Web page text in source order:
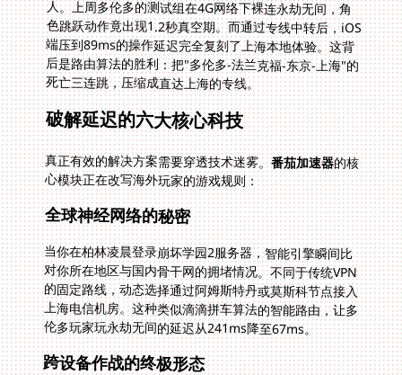
死亡三连跳，压缩成直达上海的专线。
破解延迟的六大核心科技
真正有效的解决方案需要穿透技术迷雾。番茄加速器的核
心模块正在改写海外玩家的游戏规则：
全球神经网络的秘密
当你在柏林凌晨登录崩坏学园2服务器，智能引擎瞬间比
对你所在地区与国内骨干网的拥堵情况。不同于传统VPN
的固定路线，动态选择通过阿姆斯特丹或莫斯科节点接入
上海电信机房。这种类似滴滴拼车算法的智能路由，让多
伦多玩家玩永劫无间的延迟从241ms降至67ms。
跨设备作战的终极形态